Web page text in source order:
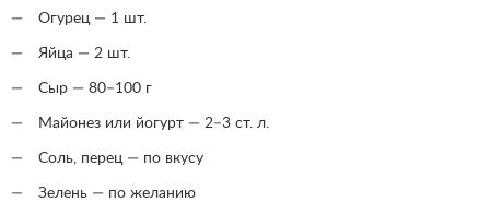
Огурец — 1 шт.
Яйца — 2 шт.
Сыр — 80–100 г
Майонез или йогурт — 2–3 ст. л.
Соль, перец — по вкусу
Зелень — по желанию